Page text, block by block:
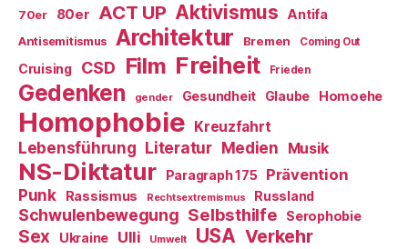
70er 80er ACT UP Aktivismus Antifa
Antisemitismus Architektur Bremen Coming Out
Cruising CSD Film Freiheit Frieden
Gedenken gender Gesundheit Glaube Homoehe
Homophobie Kreuzfahrt
Lebensführung Literatur Medien Musik
NS-Diktatur Paragraph 175
Prävention
Punk
Rassismus Rechtsextremismus Russland
Schwulenbewegung Selbsthilfe Serophobie
Sex Ukraine Ulli Umwelt USA Verkehr